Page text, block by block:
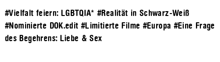
#Vielfalt feiern: LGBTQIA* #Realität in Schwarz-Weiß
#Nominierte DOK.edit #Limitierte Filme #Europa #Eine Frage
des Begehrens: Liebe & Sex